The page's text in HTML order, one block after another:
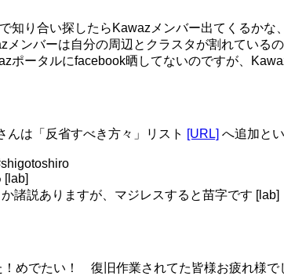
知り合い探したらKawazメンバー出てくるか
ンバーは自分の周辺とクラスタが割れている
ポータルにfacebook晒してないのですが、
んは「反省すべき方々」リスト [URL] へ追加と
[lab]
諸説ありますが、マジレスすると苗字です [lab]
めでたい！ 復旧作業されてた皆様お疲れ様で